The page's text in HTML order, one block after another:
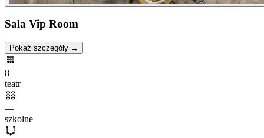
Sala Vip Room
Pokaż szczegóły →
8
teatr
—
szkolne